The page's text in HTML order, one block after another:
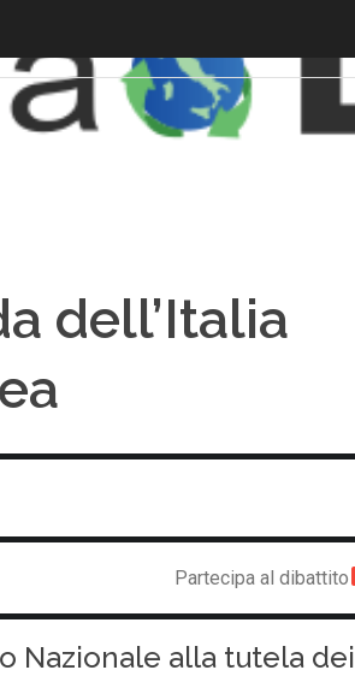
dell’Italia
Partecipa al dibattito
Nazionale alla tutela dei